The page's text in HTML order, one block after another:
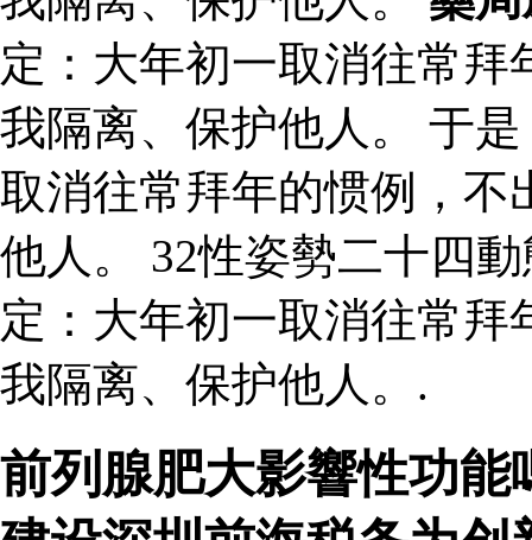
定：大年初一取消往常
我隔离、保护他人。 于
取消往常拜年的惯例，不
他人。 32性姿勢二十四
定：大年初一取消往常
我隔离、保护他人。.
前列腺肥大影響性功